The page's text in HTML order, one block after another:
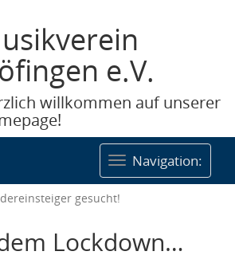
e.V.
willkommen auf unserer
Navigation:
gesucht!
Lockdown…